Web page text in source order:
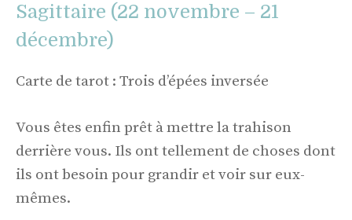
Sagittaire (22 novembre – 21
décembre)
Carte de tarot : Trois d’épées inversée
Vous êtes enfin prêt à mettre la trahison
derrière vous. Ils ont tellement de choses dont
ils ont besoin pour grandir et voir sur eux-
mêmes.